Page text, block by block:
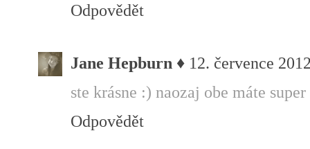
Odpovědět
Jane Hepburn ♦ 12. července
ste krásne :) naozaj obe máte
Odpovědět